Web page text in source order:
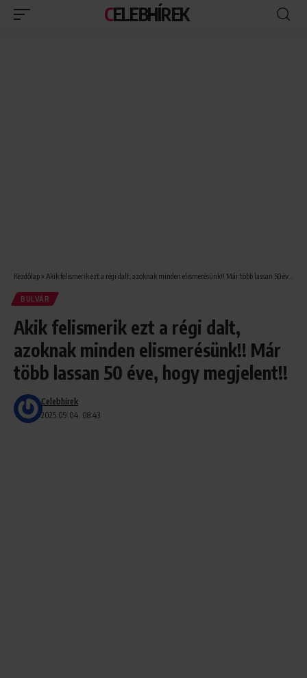
CELEBHÍREK
Kezdőlap» Akik felismerik ezt a régi dalt, azoknak minden elismerésünk!! Már több lassan 50 éve, hogy megjelent!!
BULVÁR
Akik felismerik ezt a régi dalt,
azoknak minden elismerésünk!! Már
több lassan 50 éve, hogy megjelent!!
2025.09.04. 08:43
Celebhírek